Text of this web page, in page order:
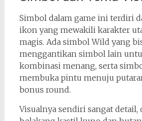
Simbol dalam game ini terdiri
ikon yang mewakili karakter
magis. Ada simbol Wild yang
menggantikan simbol lain
kombinasi menang, serta
membuka pintu menuju
bonus round.
Visualnya sendiri sangat detail,